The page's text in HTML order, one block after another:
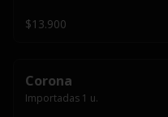
$13.900
Corona
Importadas 1 u.